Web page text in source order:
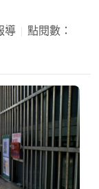
導
點閱數：